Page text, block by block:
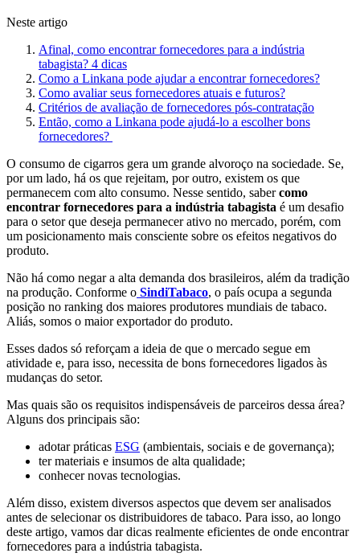
Neste artigo
Afinal, como encontrar fornecedores para a indústria
tabagista? 4 dicas
Como a Linkana pode ajudar a encontrar fornecedores?
Como avaliar seus fornecedores atuais e futuros?
Critérios de avaliação de fornecedores pós-contratação
Então, como a Linkana pode ajudá-lo a escolher bons
fornecedores?
O consumo de cigarros gera um grande alvoroço na sociedade. Se,
por um lado, há os que rejeitam, por outro, existem os que
permanecem com alto consumo. Nesse sentido, sabercomo
encontrar fornecedores para a indústria tabagista é um desafio
para o setor que deseja permanecer ativo no mercado, porém, com
um posicionamento mais consciente sobre os efeitos negativos do
produto.
Não há como negar a alta demanda dos brasileiros, além da tradição
na produção. Conforme o SindiTabaco, o país ocupa a segunda
posição no ranking dos maiores produtores mundiais de tabaco.
Aliás, somos o maior exportador do produto.
Esses dados só reforçam a ideia de que o mercado segue em
atividade e, para isso, necessita de bons fornecedores ligados às
mudanças do setor.
Mas quais são os requisitos indispensáveis de parceiros dessa área?
Alguns dos principais são:
adotar práticas ESG (ambientais, sociais e de governança);
ter materiais e insumos de alta qualidade;
conhecer novas tecnologias.
Além disso, existem diversos aspectos que devem ser analisados
antes de selecionar os distribuidores de tabaco. Para isso, ao longo
deste artigo, vamos dar dicas realmente eficientes de onde encontrar
fornecedores para a indústria tabagista.